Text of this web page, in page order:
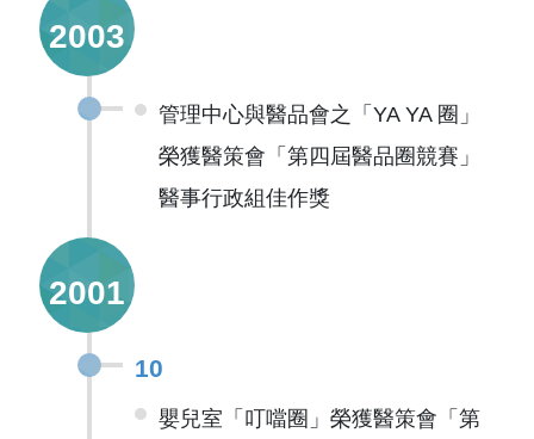
2003
管理中心與醫品會之「YA YA 圈」
榮獲醫策會「第四屆醫品圈競賽」
醫事行政組佳作獎
2001
10
嬰兒室「叮噹圈」榮獲醫策會「第